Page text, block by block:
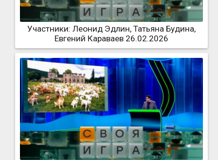
Участники: Леонид Эдлин, Татьяна Будина,
Евгений Караваев 26.02.2026